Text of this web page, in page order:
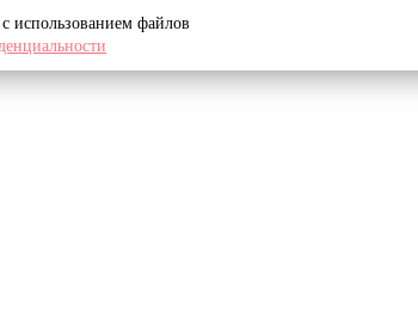
использованием файлов